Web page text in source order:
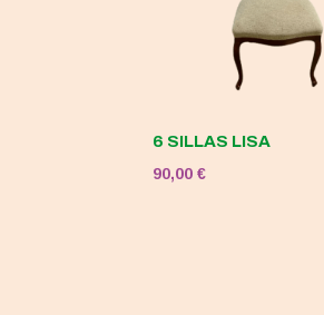
6 SILLAS LISA
90,00 €